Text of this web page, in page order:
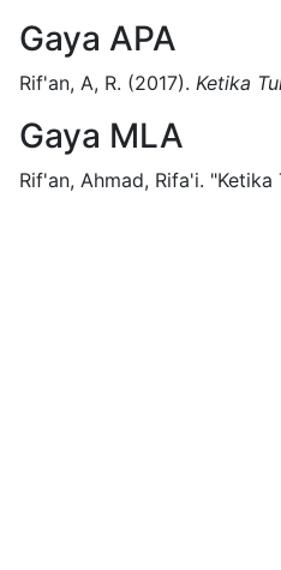
Gaya APA
Rif'an, A, R. (2017). Ketika
Gaya MLA
Rif'an, Ahmad, Rifa'i. "Ketika